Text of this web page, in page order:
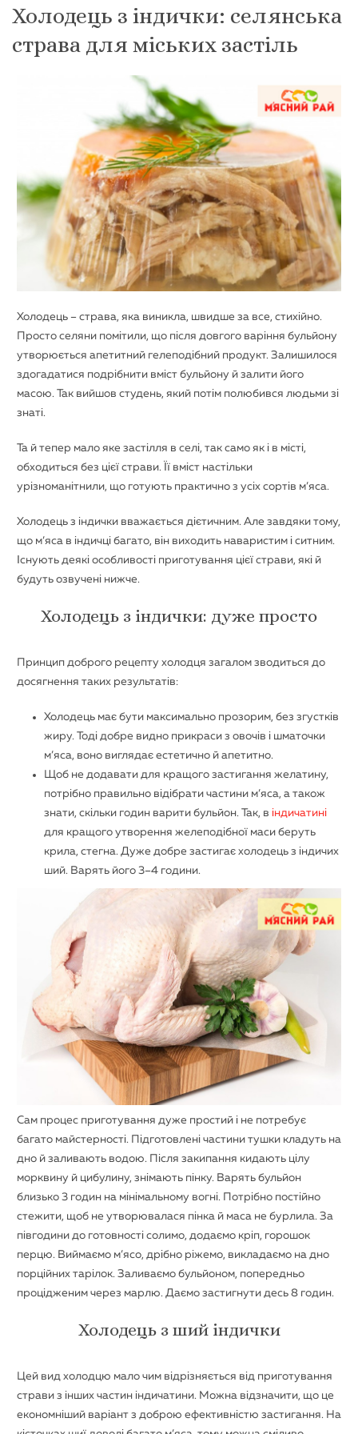
Холодець з індички: селянська
страва для міських застіль
Холодець – страва, яка виникла, швидше за все, стихійно.
Просто селяни помітили, що після довгого варіння бульйону
утворюється апетитний гелеподібний продукт. Залишилося
здогадатися подрібнити вміст бульйону й залити його
масою. Так вийшов студень, який потім полюбився людьми зі
знаті.
Та й тепер мало яке застілля в селі, так само як і в місті,
обходиться без цієї страви. Її вміст настільки
урізноманітнили, що готують практично з усіх сортів м’яса.
Холодець з індички вважається дієтичним. Але завдяки тому,
що м’яса в індичці багато, він виходить наваристим і ситним.
Існують деякі особливості приготування цієї страви, які й
будуть озвучені нижче.
Холодець з індички: дуже просто
Принцип доброго рецепту холодця загалом зводиться до
досягнення таких результатів:
Холодець має бути максимально прозорим, без згустків
жиру. Тоді добре видно прикраси з овочів і шматочки
м’яса, воно виглядає естетично й апетитно.
Щоб не додавати для кращого застигання желатину,
потрібно правильно відібрати частини м’яса, а також
знати, скільки годин варити бульйон. Так, в індичатині
для кращого утворення желеподібної маси беруть
крила, стегна. Дуже добре застигає холодець з індичих
ший. Варять його 3–4 години.
Сам процес приготування дуже простий і не потребує
багато майстерності. Підготовлені частини тушки кладуть на
дно й заливають водою. Після закипання кидають цілу
морквину й цибулину, знімають пінку. Варять бульйон
близько 3 годин на мінімальному вогні. Потрібно постійно
стежити, щоб не утворювалася пінка й маса не бурлила. За
півгодини до готовності солимо, додаємо кріп, горошок
перцю. Виймаємо м’ясо, дрібно ріжемо, викладаємо на дно
порційних тарілок. Заливаємо бульйоном, попередньо
процідженим через марлю. Даємо застигнути десь 8 годин.
Холодець з ший індички
Цей вид холодцю мало чим відрізняється від приготування
страви з інших частин індичатини. Можна відзначити, що це
економніший варіант з доброю ефективністю застигання. На